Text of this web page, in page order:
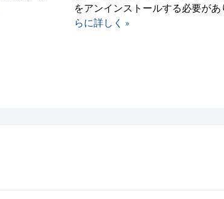
をアンインストールする必要があ
らに詳しく »